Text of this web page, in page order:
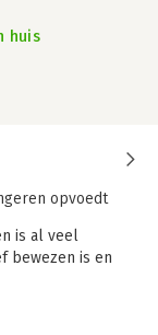
huis
opvoedt
is al veel
bewezen is en